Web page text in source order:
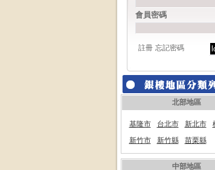
會員密碼
註冊 忘記密碼
北部地區
基隆市 台北市 新北市
新竹市
新竹縣 苗栗縣
中部地區